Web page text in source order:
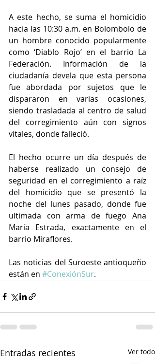
A este hecho, se suma el homicidio
hacia las 10:30 a.m. en Bolombolo de
un hombre conocido popularmente
como ‘Diablo Rojo’ en el barrio La
Federación. Información de la
ciudadanía devela que esta persona
fue abordada por sujetos que le
dispararon en varias ocasiones,
siendo trasladada al centro de salud
del corregimiento aún con signos
vitales, donde falleció.
El hecho ocurre un día después de
haberse realizado un consejo de
seguridad en el corregimiento a raíz
del homicidio que se presentó la
noche del lunes pasado, donde fue
ultimada con arma de fuego Ana
María Estrada, exactamente en el
barrio Miraflores.
Las noticias del Suroeste antioqueño
están en #ConexiónSur.
Entradas recientes Ver todo